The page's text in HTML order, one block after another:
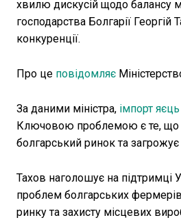
хвилю дискусій щодо балансу
господарства Болгарії
конкуренції.
Про це повідомляє
За даними міністра, імпорт
Ключовою проблемою є те, що
болгарський ринок та
Тахов наголошує на
проблем болгарських
ринку та захисту місцевих